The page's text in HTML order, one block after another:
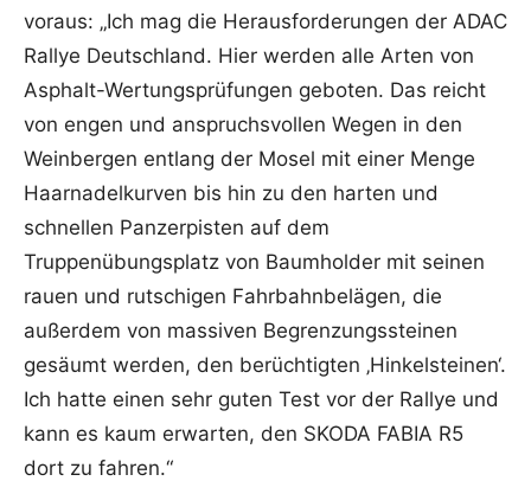
voraus: „Ich mag die Herausforderungen der ADAC
Rallye Deutschland. Hier werden alle Arten von
Asphalt-Wertungsprüfungen geboten. Das reicht
von engen und anspruchsvollen Wegen in den
Weinbergen entlang der Mosel mit einer Menge
Haarnadelkurven bis hin zu den harten und
schnellen Panzerpisten auf dem
Truppenübungsplatz von Baumholder mit seinen
rauen und rutschigen Fahrbahnbelägen, die
außerdem von massiven Begrenzungssteinen
gesäumt werden, den berüchtigten ‚Hinkelsteinen‘.
Ich hatte einen sehr guten Test vor der Rallye und
kann es kaum erwarten, den SKODA FABIA R5
dort zu fahren.“